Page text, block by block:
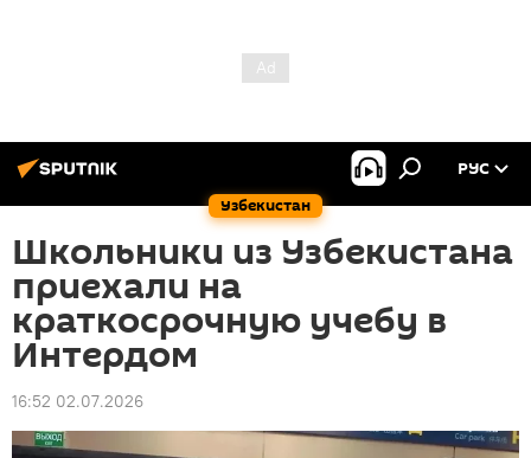
Узбекистан
РУС
Школьники из Узбекистана
приехали на
краткосрочную учебу в
Интердом
16:52 02.07.2026